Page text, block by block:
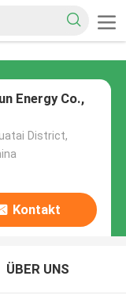
Energy Co.,
District,
Kontakt
ÜBER UNS